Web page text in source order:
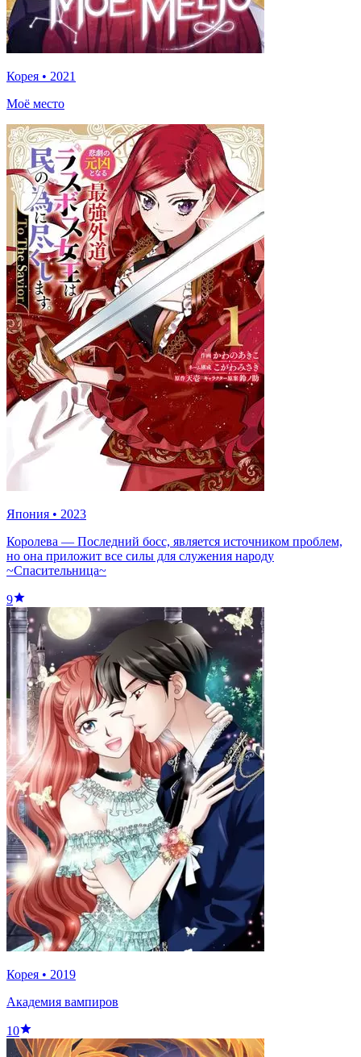
Корея • 2021
Моё место
Япония • 2023
Королева — Последний босс, является источником проблем,
но она приложит все силы для служения народу
~Спасительница~
9
Корея • 2019
Академия вампиров
10